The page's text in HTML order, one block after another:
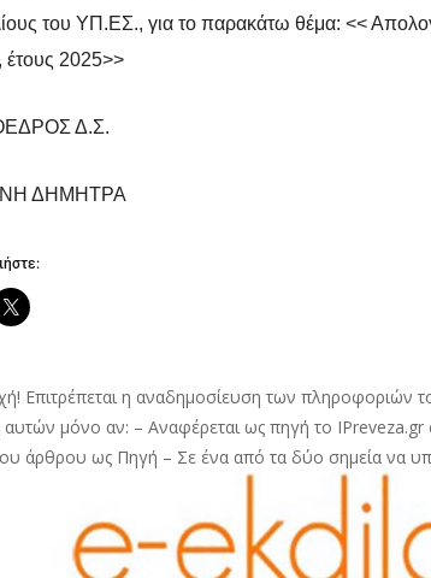
του ΥΠ.ΕΣ., για το παρακάτω θέμα: <<
έτους 2025>>
Δ.Σ.
ΔΗΜΗΤΡΑ
Επιτρέπεται η αναδημοσίευση των πληροφοριών
αυτών μόνο αν: – Αναφέρεται ως πηγή το
άρθρου ως Πηγή – Σε ένα από τα δύο σημεία να